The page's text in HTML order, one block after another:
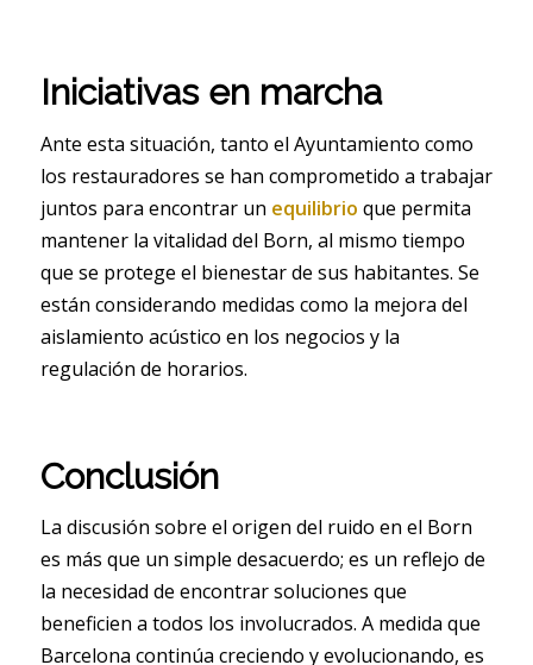
Iniciativas en marcha
Ante esta situación, tanto el Ayuntamiento como
los restauradores se han comprometido a trabajar
juntos para encontrar un equilibrio que permita
mantener la vitalidad del Born, al mismo tiempo
que se protege el bienestar de sus habitantes. Se
están considerando medidas como la mejora del
aislamiento acústico en los negocios y la
regulación de horarios.
Conclusión
La discusión sobre el origen del ruido en el Born
es más que un simple desacuerdo; es un reflejo de
la necesidad de encontrar soluciones que
beneficien a todos los involucrados. A medida que
Barcelona continúa creciendo y evolucionando, es